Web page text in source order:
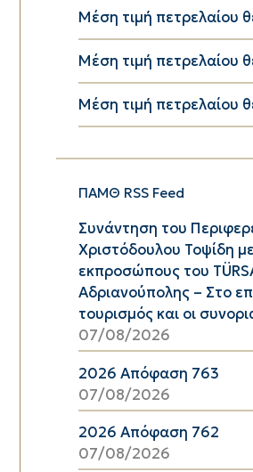
Μέση τιμή πετρελαίου
Μέση τιμή πετρελαίου
Μέση τιμή πετρελαίου
ΠΑΜΘ RSS Feed
Συνάντηση του
Χριστόδουλου Τοψίδη με
εκπροσώπους του
Αδριανούπολης – Στο
τουρισμός και οι
07/08/2026
2026 Απόφαση 763
07/08/2026
2026 Απόφαση 762
07/08/2026